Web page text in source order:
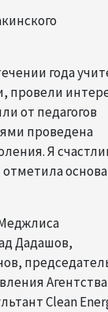
года
провели
от педагогов
проведена
Я
Дадашов,
Агентства
Clean